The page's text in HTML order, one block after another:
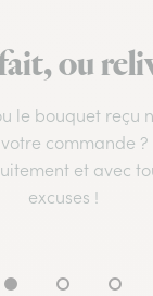
ou
le bouquet reçu
commande ?
et avec
excuses !